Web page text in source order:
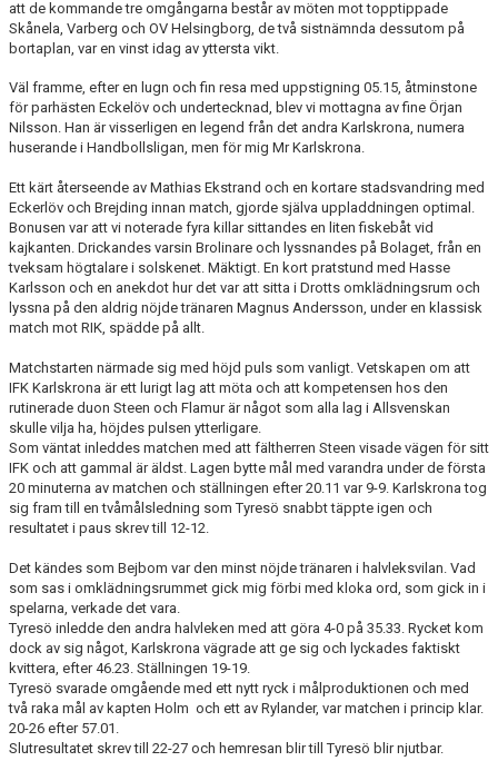
att de kommande tre omgångarna består av möten mot topptippade
Skånela, Varberg och OV Helsingborg, de två sistnämnda dessutom på
bortaplan, var en vinst idag av yttersta vikt.
Väl framme, efter en lugn och fin resa med uppstigning 05.15, åtminstone
för parhästen Eckelöv och undertecknad, blev vi mottagna av fine Örjan
Nilsson. Han är visserligen en legend från det andra Karlskrona, numera
huserande i Handbollsligan, men för mig Mr Karlskrona.
Ett kärt återseende av Mathias Ekstrand och en kortare stadsvandring med
Eckerlöv och Brejding innan match, gjorde själva uppladdningen optimal.
Bonusen var att vi noterade fyra killar sittandes en liten fiskebåt vid
kajkanten. Drickandes varsin Brolinare och lyssnandes på Bolaget, från en
tveksam högtalare i solskenet. Mäktigt. En kort pratstund med Hasse
Karlsson och en anekdot hur det var att sitta i Drotts omklädningsrum och
lyssna på den aldrig nöjde tränaren Magnus Andersson, under en klassisk
match mot RIK, spädde på allt.
Matchstarten närmade sig med höjd puls som vanligt. Vetskapen om att
IFK Karlskrona är ett lurigt lag att möta och att kompetensen hos den
rutinerade duon Steen och Flamur är något som alla lag i Allsvenskan
skulle vilja ha, höjdes pulsen ytterligare.
Som väntat inleddes matchen med att fältherren Steen visade vägen för sitt
IFK och att gammal är äldst. Lagen bytte mål med varandra under de första
20 minuterna av matchen och ställningen efter 20.11 var 9-9. Karlskrona tog
sig fram till en tvåmålsledning som Tyresö snabbt täppte igen och
resultatet i paus skrev till 12-12.
Det kändes som Bejbom var den minst nöjde tränaren i halvleksvilan. Vad
som sas i omklädningsrummet gick mig förbi med kloka ord, som gick in i
spelarna, verkade det vara.
Tyresö inledde den andra halvleken med att göra 4-0 på 35.33. Rycket kom
dock av sig något, Karlskrona vägrade att ge sig och lyckades faktiskt
kvittera, efter 46.23. Ställningen 19-19.
Tyresö svarade omgående med ett nytt ryck i målproduktionen och med
två raka mål av kapten Holm och ett av Rylander, var matchen i princip klar.
20-26 efter 57.01.
Slutresultatet skrev till 22-27 och hemresan blir till Tyresö blir njutbar.